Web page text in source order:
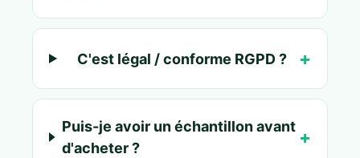
C'est légal / conforme RGPD ?
Puis-je avoir un échantillon avant
d'acheter ?